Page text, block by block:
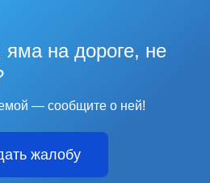
яма на дороге, не
— сообщите о ней!
жалобу